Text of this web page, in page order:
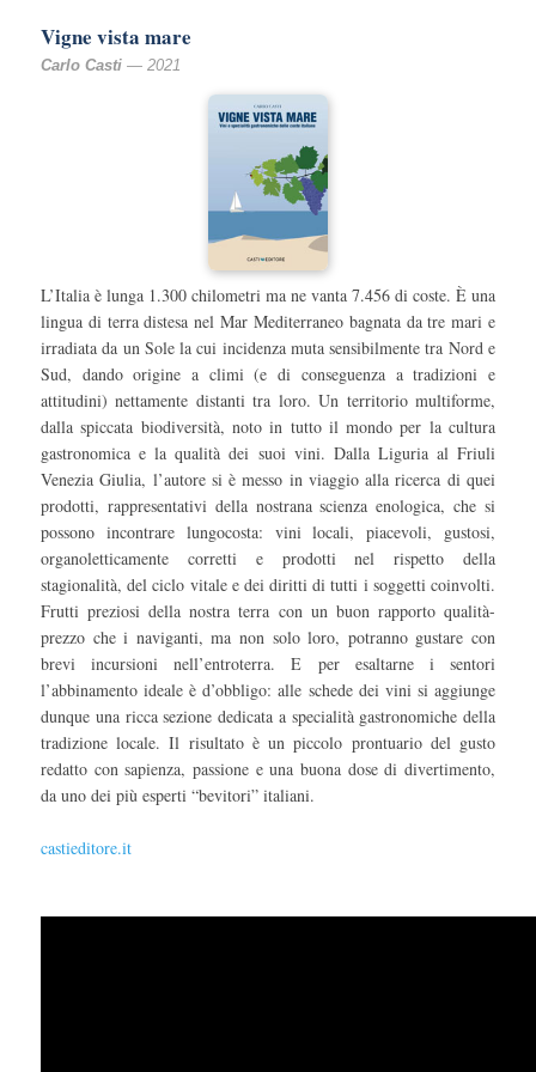
Vigne vista mare
Carlo Casti — 2021
L’Italia è lunga 1.300 chilometri ma ne vanta 7.456 di coste. È una
lingua di terra distesa nel Mar Mediterraneo bagnata da tre mari e
irradiata da un Sole la cui incidenza muta sensibilmente tra Nord e
Sud, dando origine a climi (e di conseguenza a tradizioni e
attitudini) nettamente distanti tra loro. Un territorio multiforme,
dalla spiccata biodiversità, noto in tutto il mondo per la cultura
gastronomica e la qualità dei suoi vini. Dalla Liguria al Friuli
Venezia Giulia, l’autore si è messo in viaggio alla ricerca di quei
prodotti, rappresentativi della nostrana scienza enologica, che si
possono incontrare lungocosta: vini locali, piacevoli, gustosi,
organoletticamente corretti e prodotti nel rispetto della
stagionalità, del ciclo vitale e dei diritti di tutti i soggetti coinvolti.
Frutti preziosi della nostra terra con un buon rapporto qualità-
prezzo che i naviganti, ma non solo loro, potranno gustare con
brevi incursioni nell’entroterra. E per esaltarne i sentori
l’abbinamento ideale è d’obbligo: alle schede dei vini si aggiunge
dunque una ricca sezione dedicata a specialità gastronomiche della
tradizione locale. Il risultato è un piccolo prontuario del gusto
redatto con sapienza, passione e una buona dose di divertimento,
da uno dei più esperti “bevitori” italiani.
castieditore.it